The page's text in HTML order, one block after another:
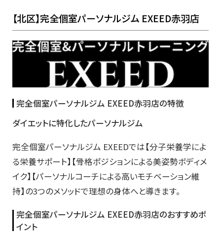
【北区】完全個室パーソナルジム EXEED赤羽店
完全個室パーソナルジム EXEED赤羽店の特徴
ダイエットに特化したパーソナルジム
完全個室パーソナルジム EXEEDでは【分子栄養学によ
る栄養サポート】【骨格ポジションによる美姿勢ボディメ
イク】【パーソナルコーチによる高いモチベーション維
持】の3つのメソッドで理想の身体へと導きます。
完全個室パーソナルジム EXEED赤羽店のおすすめポ
イント